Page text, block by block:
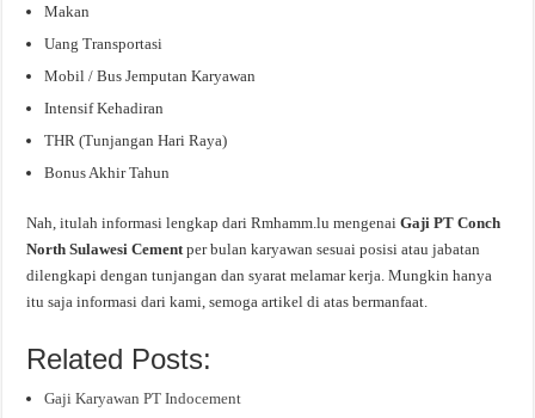
Makan
Uang Transportasi
Mobil / Bus Jemputan Karyawan
Intensif Kehadiran
THR (Tunjangan Hari Raya)
Bonus Akhir Tahun
Nah, itulah informasi lengkap dari Rmhamm.lu mengenaiGaji PT Conch
North Sulawesi Cementper bulan karyawan sesuai posisi atau jabatan
dilengkapi dengan tunjangan dan syarat melamar kerja. Mungkin hanya
itu saja informasi dari kami, semoga artikel di atas bermanfaat.
Related Posts:
Gaji Karyawan PT Indocement